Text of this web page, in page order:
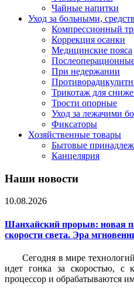
Чайные напитки
Уход за больными,
Компрессионный
Коррекция осанки
Медицинские пояса
При недержании
Трикотаж для
Трости опорные
Уход за лежачими
Фиксаторы
Хозяйственные товары
Бытовые
Канцелярия
Наши новости
10.08.2026
Шанхайский прорыв: новая
скорости света. Эра
Сегодня в мире
идет гонка за скоростью, с
процессор и обрабатываются